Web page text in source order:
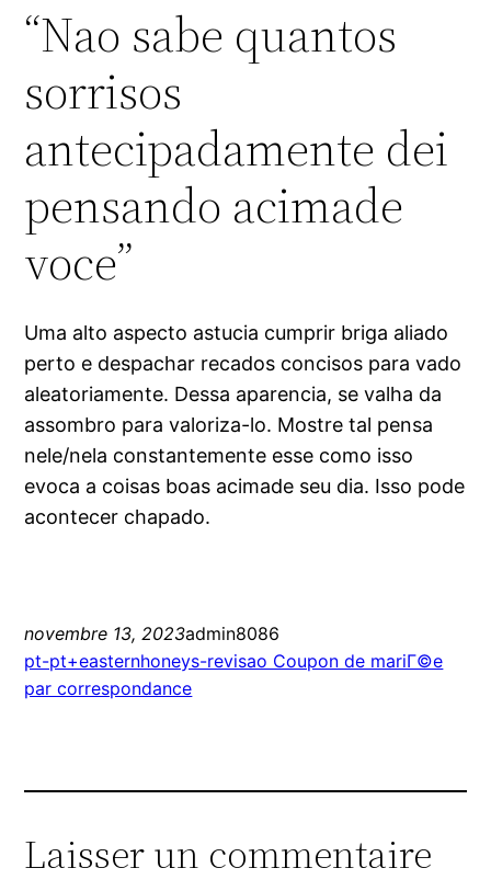
“Nao sabe quantos
sorrisos
antecipadamente dei
pensando acimade
voce”
Uma alto aspecto astucia cumprir briga aliado
perto e despachar recados concisos para vado
aleatoriamente. Dessa aparencia, se valha da
assombro para valoriza-lo. Mostre tal pensa
nele/nela constantemente esse como isso
evoca a coisas boas acimade seu dia. Isso pode
acontecer chapado.
novembre 13, 2023admin8086
pt-pt+easternhoneys-revisao Coupon de mariГ©e
par correspondance
Laisser un commentaire